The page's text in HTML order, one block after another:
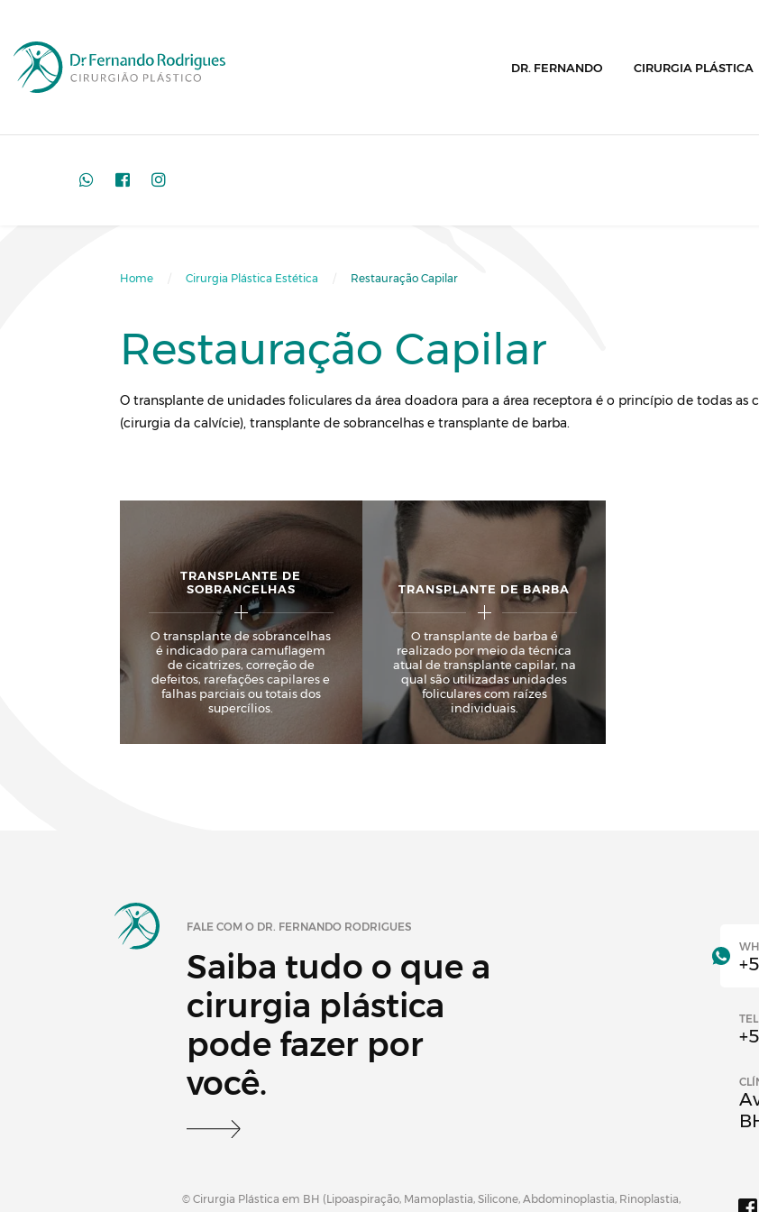
DR. FERNANDO CIRURGIA PLÁSTICA
Home Cirurgia Plástica Estética Restauração Capilar
Restauração Capilar
O transplante de unidades foliculares da área doadora para a área receptora é o princípio de todas as
(cirurgia da calvície), transplante de sobrancelhas e transplante de barba.
TRANSPLANTE DE
SOBRANCELHAS
O transplante de sobrancelhas
é indicado para camuflagem
de cicatrizes, correção de
defeitos, rarefações capilares e
falhas parciais ou totais dos
supercílios.
TRANSPLANTE DE BARBA
O transplante de barba é
realizado por meio da técnica
atual de transplante capilar, na
qual são utilizadas unidades
foliculares com raízes
individuais.
FALE COM O DR. FERNANDO RODRIGUES
Saiba tudo o que a
cirurgia plástica
pode fazer por
você.
© Cirurgia Plástica em BH (Lipoaspiração, Mamoplastia, Silicone, Abdominoplastia, Rinoplastia,